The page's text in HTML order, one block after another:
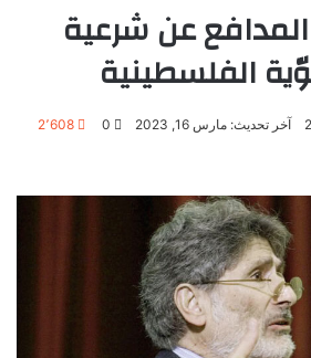
عن شرعية
الفلسطينية
آخر تحديث: مارس 16, 2023 0 2٬608